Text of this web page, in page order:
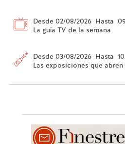
Desde 02/08/2026 Hasta
La guía TV de la semana
Desde 03/08/2026 Hasta
Las exposiciones que abren